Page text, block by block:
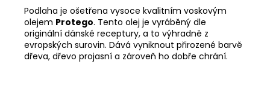
Podlaha je ošetřena vysoce kvalitním voskovým
olejem Protego. Tento olej je vyráběný dle
originální dánské receptury, a to výhradně z
evropských surovin. Dává vyniknout přirozené barvě
dřeva, dřevo projasní a zároveň ho dobře chrání.